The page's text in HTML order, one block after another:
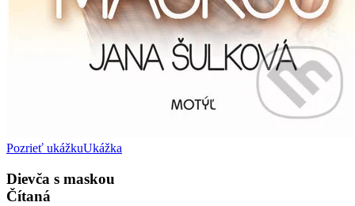
Pozrieť ukážkuUkážka
Dievča s maskou
Čítaná